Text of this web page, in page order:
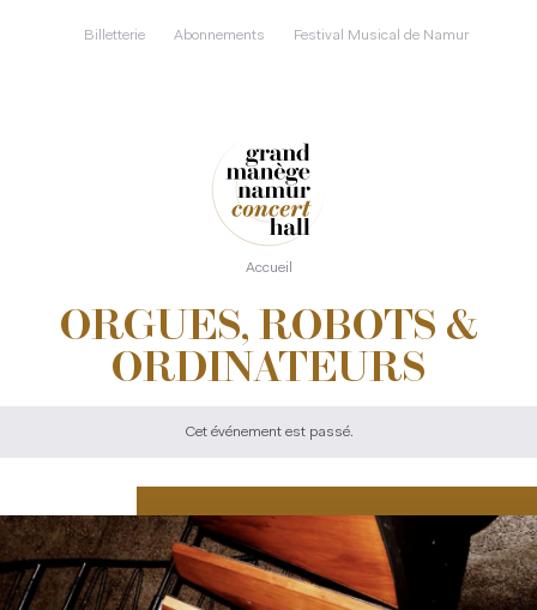
Billetterie Abonnements Festival Musical de Namur
Accueil
ORGUES, ROBOTS &
ORDINATEURS
Cet événement est passé.